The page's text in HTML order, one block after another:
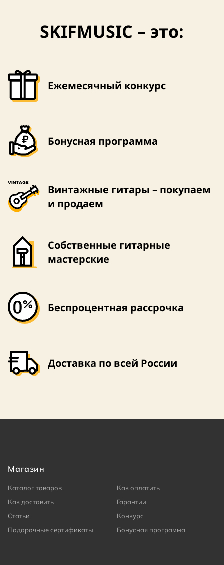
SKIFMUSIC – это:
Ежемесячный конкурс
Бонусная программа
Винтажные гитары – покупаем
и продаем
Собственные гитарные
мастерские
Беспроцентная рассрочка
Доставка по всей России
Магазин
Каталог товаров
Как оплатить
Как доставить
Гарантии
Статьи
Конкурс
Подарочные сертификаты
Бонусная программа